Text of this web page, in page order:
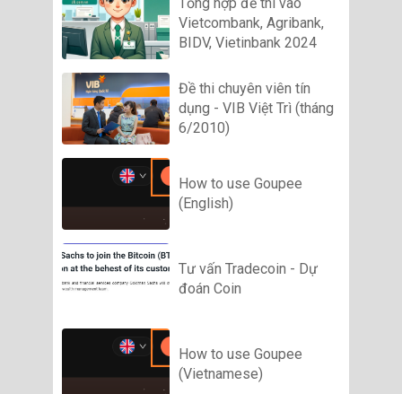
Vietcombank, Agribank,
BIDV, Vietinbank 2024
Đề thi chuyên viên tín
dụng - VIB Việt Trì (tháng
6/2010)
How to use Goupee
(English)
Tư vấn Tradecoin - Dự
đoán Coin
How to use Goupee
(Vietnamese)